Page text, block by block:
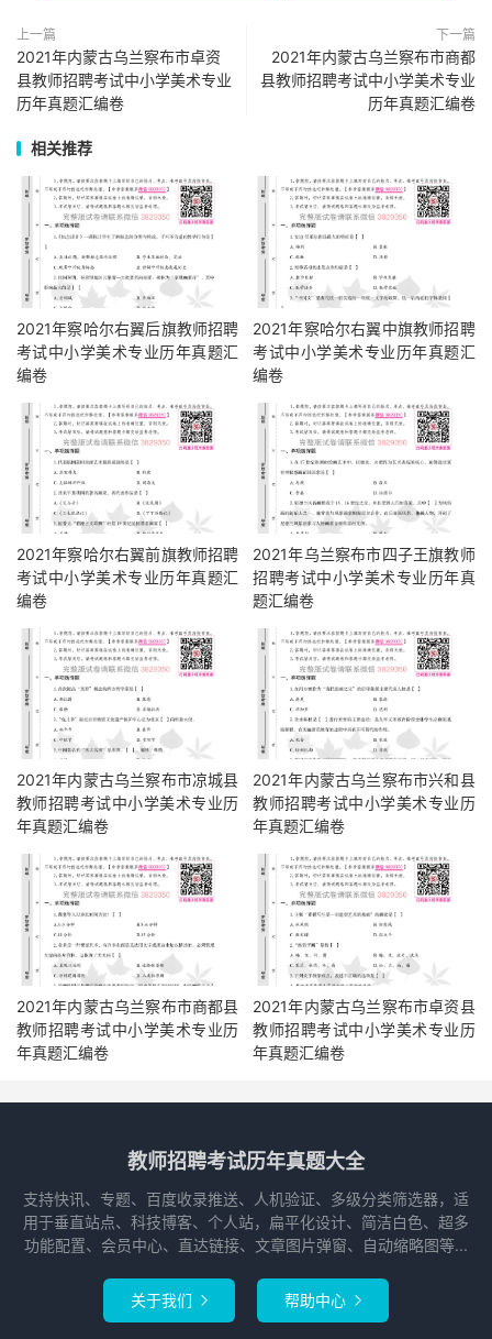
上一篇
2021年内蒙古乌兰察布市卓资
县教师招聘考试中小学美术专业
历年真题汇编卷
下一篇
2021年内蒙古乌兰察布市商都
县教师招聘考试中小学美术专业
历年真题汇编卷
相关推荐
2021年察哈尔右翼后旗教师招聘
考试中小学美术专业历年真题汇
编卷
2021年察哈尔右翼中旗教师招聘
考试中小学美术专业历年真题汇
编卷
2021年察哈尔右翼前旗教师招聘
考试中小学美术专业历年真题汇
编卷
2021年乌兰察布市四子王旗教师
招聘考试中小学美术专业历年真
题汇编卷
2021年内蒙古乌兰察布市凉城县
教师招聘考试中小学美术专业历
年真题汇编卷
2021年内蒙古乌兰察布市兴和县
教师招聘考试中小学美术专业历
年真题汇编卷
2021年内蒙古乌兰察布市商都县
教师招聘考试中小学美术专业历
年真题汇编卷
2021年内蒙古乌兰察布市卓资县
教师招聘考试中小学美术专业历
年真题汇编卷
教师招聘考试历年真题大全
支持快讯、专题、百度收录推送、人机验证、多级分类筛选器，适
用于垂直站点、科技博客、个人站，扁平化设计、简洁白色、超多
功能配置、会员中心、直达链接、文章图片弹窗、自动缩略图等...
关于我们  帮助中心 